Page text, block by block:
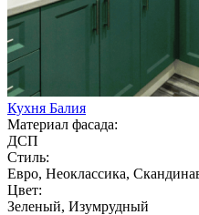
Кухня Балия
Материал фасада:
ДСП
Стиль:
Евро, Неоклассика,
Цвет:
Зеленый, Изумрудный